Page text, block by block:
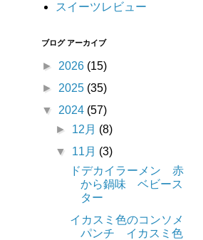
スイーツレビュー
ブログ アーカイブ
► 2026 (15)
► 2025 (35)
▼ 2024 (57)
► 12月 (8)
▼ 11月 (3)
ドデカイラーメン 赤
から鍋味 ベビース
ター
イカスミ色のコンソメ
パンチ イカスミ色